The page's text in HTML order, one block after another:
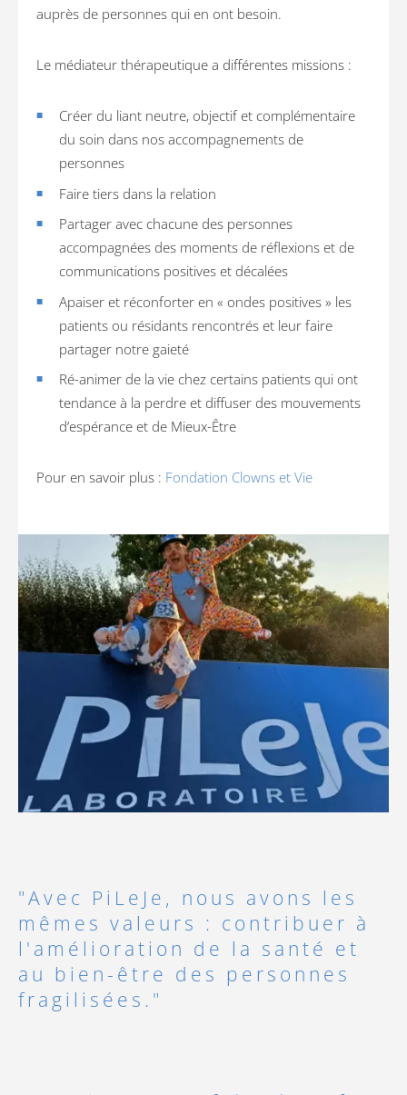
auprès de personnes qui en ont besoin.
Le médiateur thérapeutique a différentes missions :
Créer du liant neutre, objectif et complémentaire
du soin dans nos accompagnements de
personnes
Faire tiers dans la relation
Partager avec chacune des personnes
accompagnées des moments de réflexions et de
communications positives et décalées
Apaiser et réconforter en « ondes positives » les
patients ou résidants rencontrés et leur faire
partager notre gaieté
Ré-animer de la vie chez certains patients qui ont
tendance à la perdre et diffuser des mouvements
d’espérance et de Mieux-Être
Pour en savoir plus : Fondation Clowns et Vie
"Avec PiLeJe, nous avons les
mêmes valeurs : contribuer à
l'amélioration de la santé et
au bien-être des personnes
fragilisées."